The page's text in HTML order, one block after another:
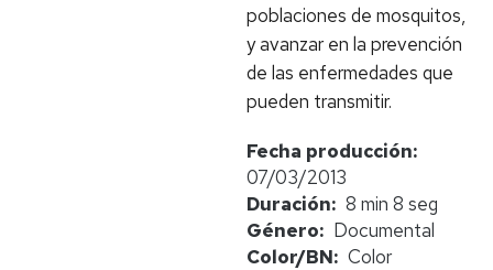
poblaciones de mosquitos,
y avanzar en la prevención
de las enfermedades que
pueden transmitir.
Fecha producción
07/03/2013
Duración
8 min 8 seg
Género
Documental
Color/BN
Color